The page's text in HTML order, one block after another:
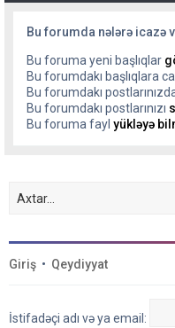
Bu forumda nələrə icazə
Bu foruma yeni başlıqlar
Bu forumdakı başlıqlara
Bu forumdakı
Bu forumdakı postlarınızı
Bu foruma fayl yükləyə
Giriş • Qeydiyyat
İstifadəçi adı və ya email: